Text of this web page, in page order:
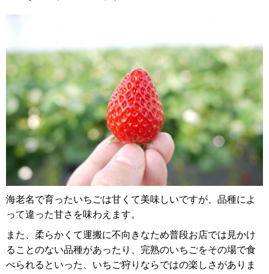
海老名で育ったいちごは甘くて美味しいですが、品種によ
って違った甘さを味わえます。
また、柔らかくて運搬に不向きなため普段お店では見かけ
ることのない品種があったり、完熟のいちごをその場で食
べられるといった、いちご狩りならではの楽しさがありま